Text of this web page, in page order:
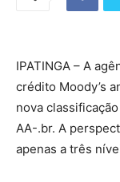
IPATINGA – A
crédito Moody’s
nova
AA-.br. A
apenas a três